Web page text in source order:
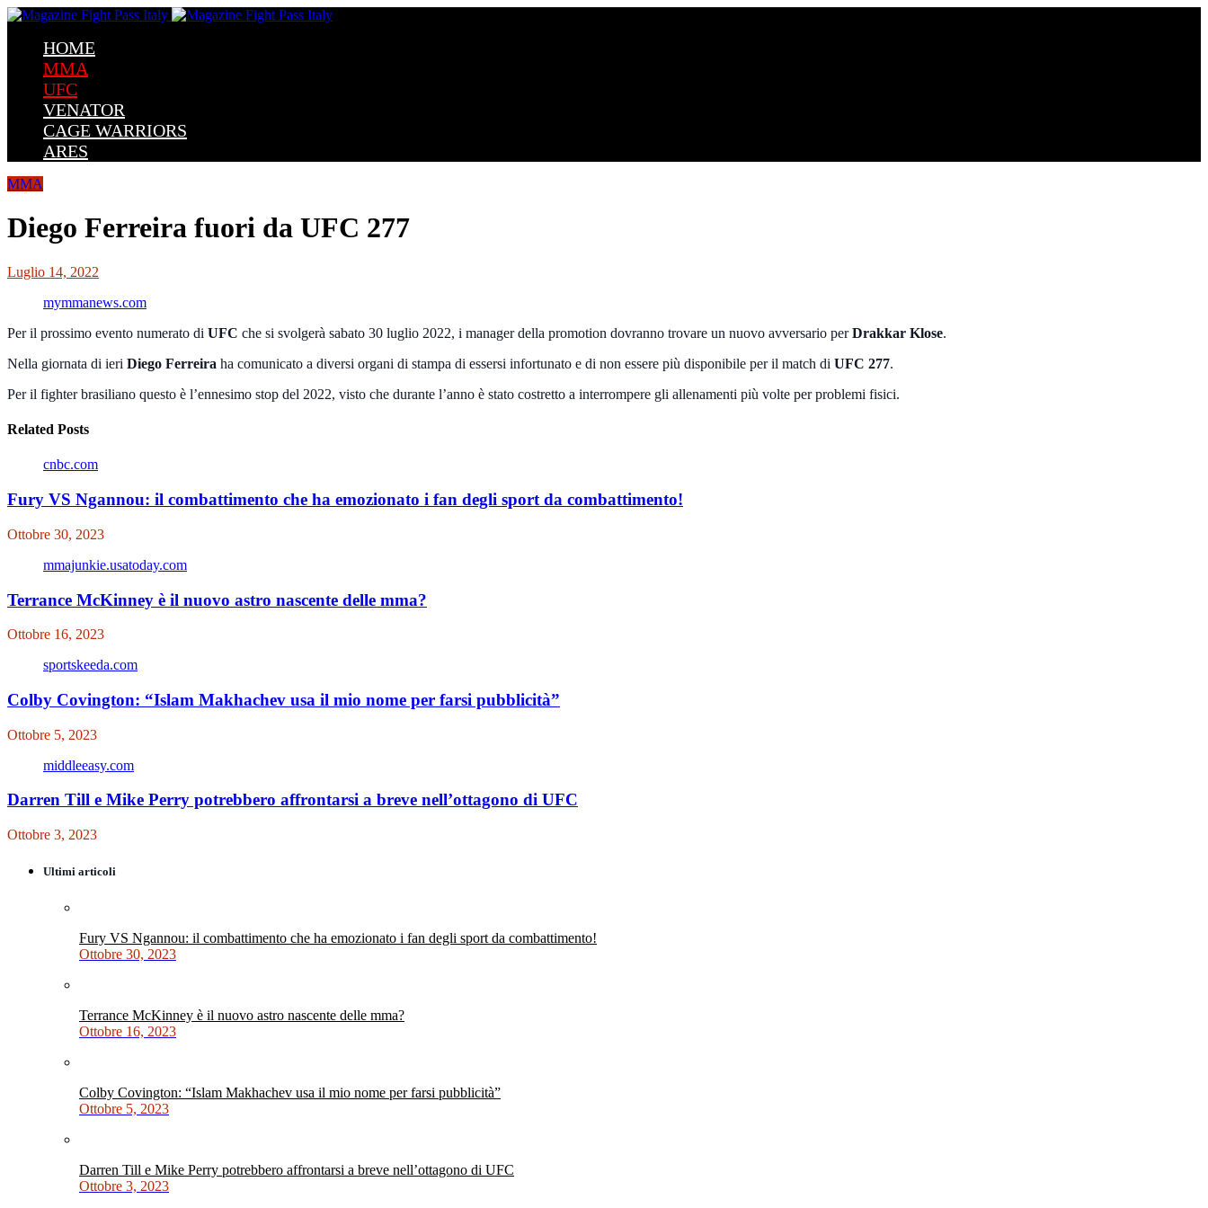
HOME
MMA
UFC
VENATOR
CAGE WARRIORS
ARES
MMA
Diego Ferreira fuori da UFC 277
Luglio 14, 2022
mymmanews.com
Per il prossimo evento numerato di UFC che si svolgerà sabato 30 luglio 2022, i manager della promotion dovranno trovare un nuovo avversario perDrakkar Klose.
Nella giornata di ieri Diego Ferreira ha comunicato a diversi organi di stampa di essersi infortunato e di non essere più disponibile per il match di UFC 277.
Per il fighter brasiliano questo è l’ennesimo stop del 2022, visto che durante l’anno è stato costretto a interrompere gli allenamenti più volte per problemi fisici.
Related Posts
cnbc.com
Fury VS Ngannou: il combattimento che ha emozionato i fan degli sport da combattimento!
Ottobre 30, 2023
mmajunkie.usatoday.com
Terrance McKinney è il nuovo astro nascente delle mma?
Ottobre 16, 2023
sportskeeda.com
Colby Covington: “Islam Makhachev usa il mio nome per farsi pubblicità”
Ottobre 5, 2023
middleeasy.com
Darren Till e Mike Perry potrebbero affrontarsi a breve nell’ottagono di UFC
Ottobre 3, 2023
Ultimi articoli
Fury VS Ngannou: il combattimento che ha emozionato i fan degli sport da combattimento!
Ottobre 30, 2023
Terrance McKinney è il nuovo astro nascente delle mma?
Ottobre 16, 2023
Colby Covington: “Islam Makhachev usa il mio nome per farsi pubblicità”
Ottobre 5, 2023
Darren Till e Mike Perry potrebbero affrontarsi a breve nell’ottagono di UFC
Ottobre 3, 2023